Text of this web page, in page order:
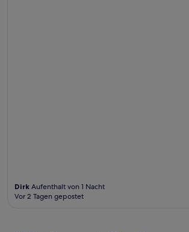
Dirk Aufenthalt von 1 Nacht
Vor 2 Tagen gepostet